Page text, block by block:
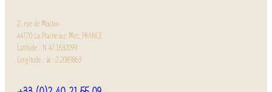
2, rue de Mouton
44770 La Plaine sur Mer, FRANCE
Latitude : N 47.1532099
Longitude : W -2.2089863